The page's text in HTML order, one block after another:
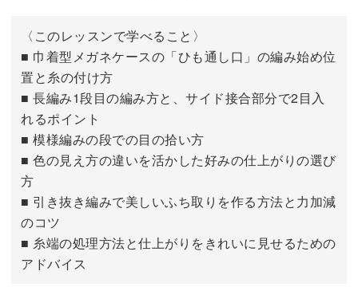
〈このレッスンで学べること〉
■ 巾着型メガネケースの「ひも通し口」の編み始め位
置と糸の付け方
■ 長編み1段目の編み方と、サイド接合部分で2目入
れるポイント
■ 模様編みの段での目の拾い方
■ 色の見え方の違いを活かした好みの仕上がりの選び
方
■ 引き抜き編みで美しいふち取りを作る方法と力加減
のコツ
■ 糸端の処理方法と仕上がりをきれいに見せるための
アドバイス